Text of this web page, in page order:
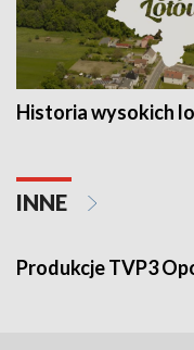
Historia wysokich
INNE
Produkcje TVP3